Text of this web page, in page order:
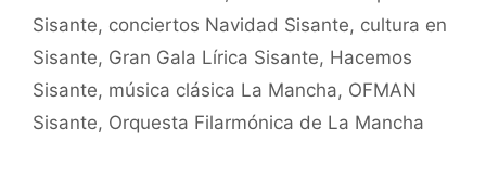
Sisante, conciertos Navidad Sisante, cultura en
Sisante, Gran Gala Lírica Sisante, Hacemos
Sisante, música clásica La Mancha, OFMAN
Sisante, Orquesta Filarmónica de La Mancha